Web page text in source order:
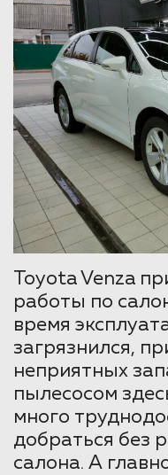
Toyota Venza
работы по
время
загрязнился,
неприятных
пылесосом
много
добраться без
салона. А